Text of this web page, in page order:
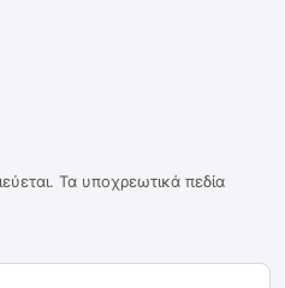
Τα υποχρεωτικά πεδία